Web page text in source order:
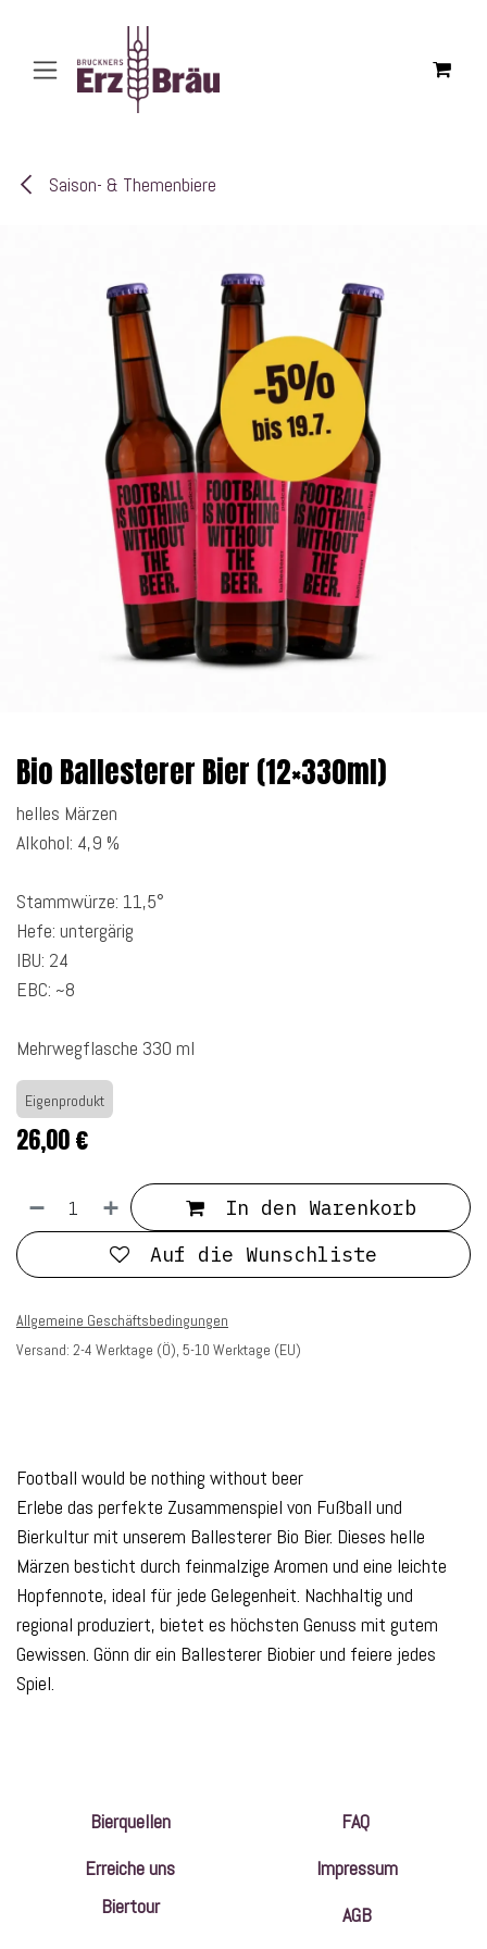
Saison- & Themenbiere
Bio Ballesterer Bier (12×330ml)
helles Märzen
Alkohol: 4,9 %
Stammwürze: 11,5°
Hefe: untergärig
IBU: 24
EBC: ~8
Mehrwegflasche 330 ml
Eigenprodukt
26,00€
In den Warenkorb
Auf die Wunschliste
Allgemeine Geschäftsbedingungen
Versand: 2-4 Werktage (Ö), 5-10 Werktage (EU)
Football would be nothing without beer
Erlebe das perfekte Zusammenspiel von Fußball und
Bierkultur mit unserem Ballesterer Bio Bier. Dieses helle
Märzen besticht durch feinmalzige Aromen und eine leichte
Hopfennote, ideal für jede Gelegenheit. Nachhaltig und
regional produziert, bietet es höchsten Genuss mit gutem
Gewissen. Gönn dir ein Ballesterer Biobier und feiere jedes
Spiel.
Bierquellen
Erreiche uns
Biertour
FAQ
Impressum
AGB